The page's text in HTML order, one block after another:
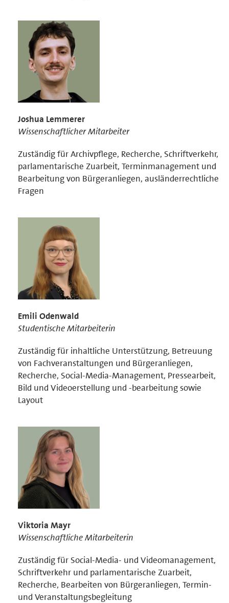
Joshua Lemmerer
Wissenschaftlicher Mitarbeiter
Zuständig für Archivpflege, Recherche, Schriftverkehr,
parlamentarische Zuarbeit, Terminmanagement und
Bearbeitung von Bürgeranliegen, ausländerrechtliche
Fragen
Emili Odenwald
Studentische Mitarbeiterin
Zuständig für inhaltliche Unterstützung, Betreuung
von Fachveranstaltungen und Bürgeranliegen,
Recherche, Social-Media-Management, Pressearbeit,
Bild und Videoerstellung und -bearbeitung sowie
Layout
Viktoria Mayr
Wissenschaftliche Mitarbeiterin
Zuständig für Social-Media- und Videomanagement,
Schriftverkehr und parlamentarische Zuarbeit,
Recherche, Bearbeiten von Bürgeranliegen, Termin-
und Veranstaltungsbegleitung